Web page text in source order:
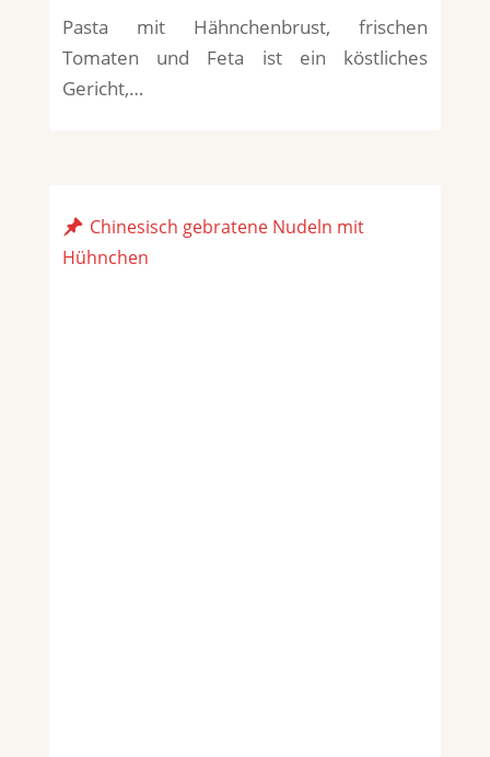
Pasta mit Hähnchenbrust, frischen
Tomaten und Feta ist ein köstliches
Gericht,…
Chinesisch gebratene Nudeln mit
Hühnchen